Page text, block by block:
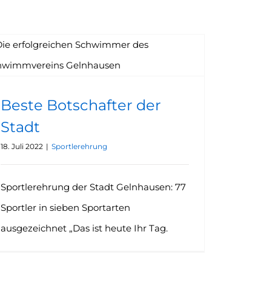
Beste Botschafter der
Stadt
18. Juli 2022 | Sportlerehrung
Sportlerehrung der Stadt Gelnhausen: 77
Sportler in sieben Sportarten
ausgezeichnet „Das ist heute Ihr Tag.